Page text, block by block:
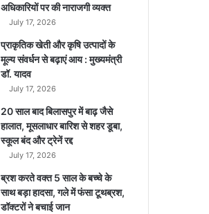
अधिकारियों पर की नाराजगी व्यक्त
July 17, 2026
प्राकृतिक खेती और कृषि उत्पादों के
मूल्य संवर्धन से बढ़ाएं आय : मुख्यमंत्री
डॉ. यादव
July 17, 2026
20 साल बाद बिलासपुर में बाढ़ जैसे
हालात, मूसलाधार बारिश से शहर डूबा,
स्कूल बंद और ट्रेनें रद्द
July 17, 2026
ब्रश करते वक्त 5 साल के बच्चे के
साथ बड़ा हादसा, गले में फंसा टूथब्रश,
डॉक्टरों ने बचाई जान